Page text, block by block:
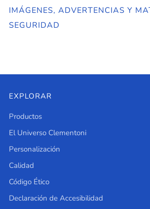
IMÁGENES, ADVERTENCIAS Y
SEGURIDAD
EXPLORAR
Productos
El Universo Clementoni
Personalización
Calidad
Código Ético
Declaración de Accesibilidad